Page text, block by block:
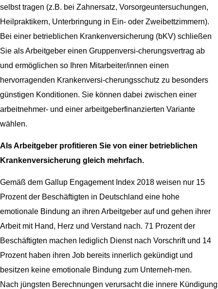
selbst tragen (z.B. bei Zahnersatz, Vorsorgeuntersuchungen,
Heilpraktikern, Unterbringung in Ein- oder Zweibettzimmern).
Bei einer betrieblichen Krankenversicherung (bKV) schließen
Sie als Arbeitgeber einen Gruppenversi-cherungsvertrag ab
und ermöglichen so Ihren Mitarbeiter/innen einen
hervorragenden Krankenversi-cherungsschutz zu besonders
günstigen Konditionen. Sie können dabei zwischen einer
arbeitnehmer- und einer arbeitgeberfinanzierten Variante
wählen.
Als Arbeitgeber profitieren Sie von einer betrieblichen
Krankenversicherung gleich mehrfach.
Gemäß dem Gallup Engagement Index 2018 weisen nur 15
Prozent der Beschäftigten in Deutschland eine hohe
emotionale Bindung an ihren Arbeitgeber auf und gehen ihrer
Arbeit mit Hand, Herz und Verstand nach. 71 Prozent der
Beschäftigten machen lediglich Dienst nach Vorschrift und 14
Prozent haben ihren Job bereits innerlich gekündigt und
besitzen keine emotionale Bindung zum Unterneh-men.
Nach jüngsten Berechnungen verursacht die innere Kündigung